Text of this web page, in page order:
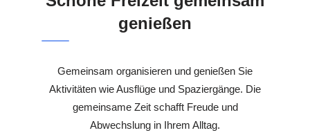
genießen
Gemeinsam organisieren und genießen Sie
Aktivitäten wie Ausflüge und Spaziergänge. Die
gemeinsame Zeit schafft Freude und
Abwechslung in Ihrem Alltag.